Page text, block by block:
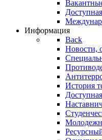
Информация
Back
Новости,
История